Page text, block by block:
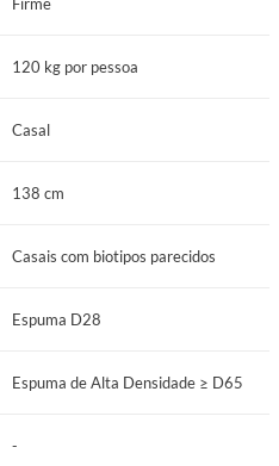
120 kg por pessoa
Casal
138 cm
Casais com biotipos parecidos
Espuma D28
Espuma de Alta Densidade ≥ D65
-